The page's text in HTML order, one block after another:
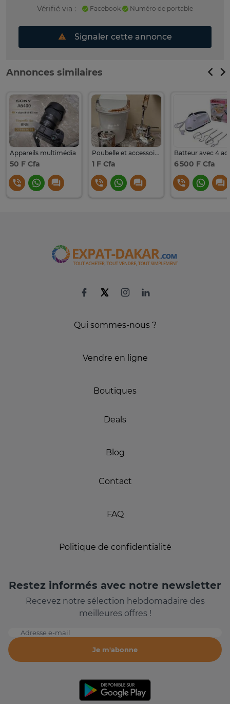
Vérifié via : Facebook Numéro de portable
Signaler cette annonce
Annonces similaires
Appareils multimédia
50 F Cfa
Poubelle et accessoires toilette
1 F Cfa 6 500 F Cfa
Qui sommes-nous ?
Vendre en ligne
Boutiques
Deals
Blog
Contact
FAQ
Politique de confidentialité
Restez informés avec notre newsletter
Recevez notre sélection hebdomadaire des
meilleures offres !
Adresse e-mail
Je m'abonne